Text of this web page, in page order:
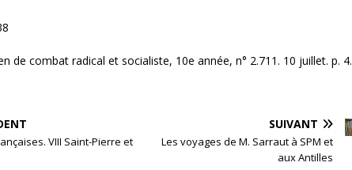
de combat radical et socialiste, 10e année, n° 2.711. 10 juillet. p. 4.
VIII Saint-Pierre et
SUIVANT
Les voyages de M. Sarraut à SPM et
aux Antilles